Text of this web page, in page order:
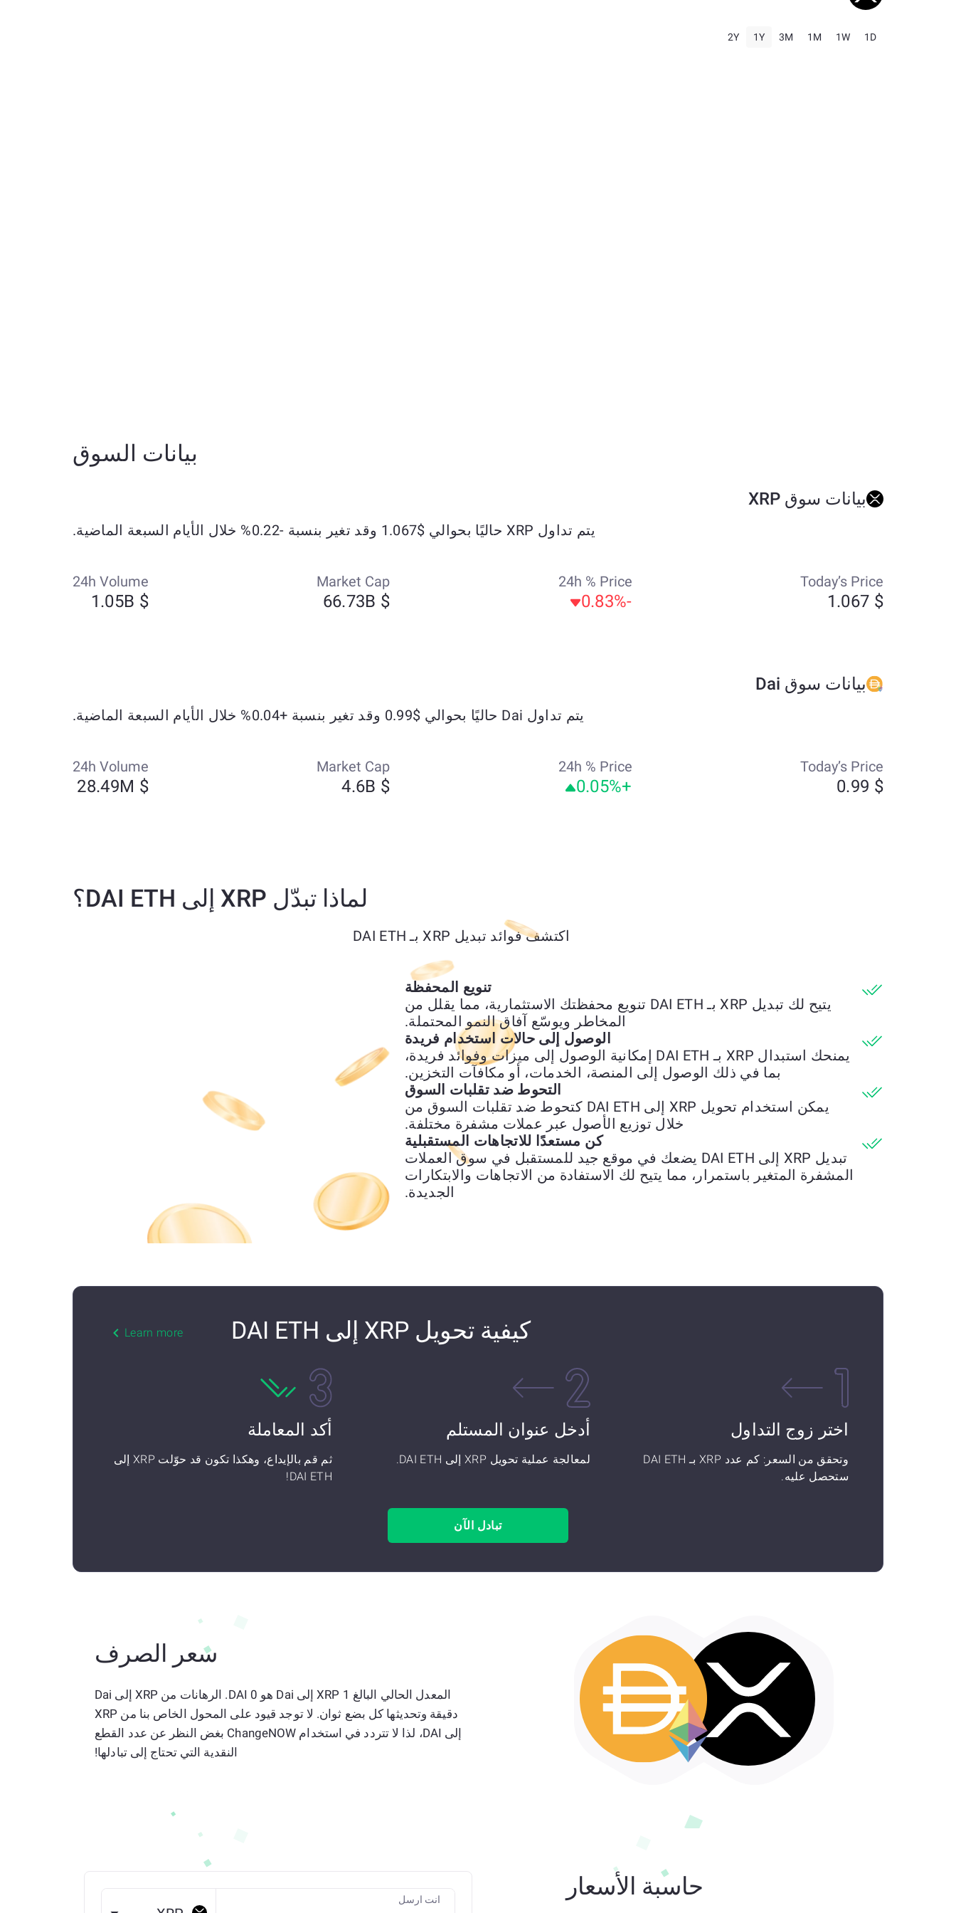
1D
1W
1M
3M
1Y
2Y
بيانات السوق
بيانات سوق XRP
يتم تداول XRP حاليًا بحوالي $1.067 وقد تغير بنسبة -0.22% خلال الأيام السبعة الماضية.
Today’s Price
$ 1.067
24h % Price
-0.83%
Market Cap
$ 66.73B
24h Volume
$ 1.05B
بيانات سوق Dai
يتم تداول Dai حاليًا بحوالي $0.99 وقد تغير بنسبة +0.04% خلال الأيام السبعة الماضية.
Today’s Price
$ 0.99
24h % Price
+0.05%
Market Cap
$ 4.6B
24h Volume
$ 28.49M
لماذا تبدّل XRP إلى DAI ETH؟
اكتشف فوائد تبديل XRP بـ DAI ETH
تنويع المحفظة
يتيح لك تبديل XRP بـ DAI ETH تنويع محفظتك الاستثمارية، مما يقلل من
المخاطر ويوسّع آفاق النمو المحتملة.
الوصول إلى حالات استخدام فريدة
يمنحك استبدال XRP بـ DAI ETH إمكانية الوصول إلى ميزات وفوائد فريدة،
بما في ذلك الوصول إلى المنصة، الخدمات، أو مكافآت التخزين.
التحوط ضد تقلبات السوق
يمكن استخدام تحويل XRP إلى DAI ETH كتحوط ضد تقلبات السوق من
خلال توزيع الأصول عبر عملات مشفرة مختلفة.
كن مستعدًا للاتجاهات المستقبلية
تبديل XRP إلى DAI ETH يضعك في موقع جيد للمستقبل في سوق العملات
المشفرة المتغير باستمرار، مما يتيح لك الاستفادة من الاتجاهات والابتكارات
الجديدة.
كيفية تحويل XRP إلى DAI ETH Learn more
اختر زوج التداول
وتحقق من السعر: كم عدد XRP بـ DAI ETH
ستحصل عليه.
أدخل عنوان المستلم
لمعالجة عملية تحويل XRP إلى DAI ETH.
أكد المعاملة
ثم قم بالإيداع، وهكذا تكون قد حوّلت XRP إلى
DAI ETH!
تبادل الآن
سعر الصرف
المعدل الحالي البالغ 1 XRP إلى Dai هو 0 DAI. الرهانات من XRP إلى Dai
دقيقة وتحديثها كل بضع ثوان. لا توجد قيود على المحول الخاص بنا من XRP
إلى DAI، لذا لا تتردد في استخدام ChangeNOW بغض النظر عن عدد القطع
النقدية التي تحتاج إلى تبادلها!
حاسبة الأسعار انت ارسل